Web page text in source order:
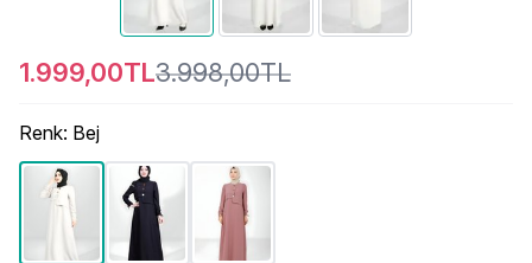
1.999,00TL3.998,00TL
Renk: Bej